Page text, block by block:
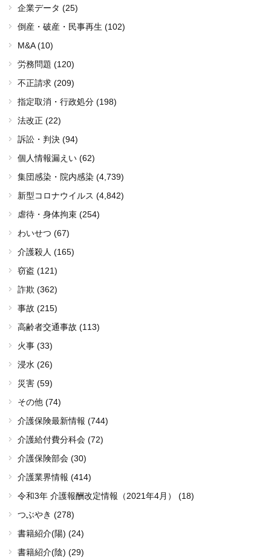
企業データ (25)
倒産・破産・民事再生 (102)
M&A (10)
労務問題 (120)
不正請求 (209)
指定取消・行政処分 (198)
法改正 (22)
訴訟・判決 (94)
個人情報漏えい (62)
集団感染・院内感染 (4,739)
新型コロナウイルス (4,842)
虐待・身体拘束 (254)
わいせつ (67)
介護殺人 (165)
窃盗 (121)
詐欺 (362)
事故 (215)
高齢者交通事故 (113)
火事 (33)
浸水 (26)
災害 (59)
その他 (74)
介護保険最新情報 (744)
介護給付費分科会 (72)
介護保険部会 (30)
介護業界情報 (414)
令和3年 介護報酬改定情報（2021年4月） (18)
つぶやき (278)
書籍紹介(陽) (24)
書籍紹介(陰) (29)